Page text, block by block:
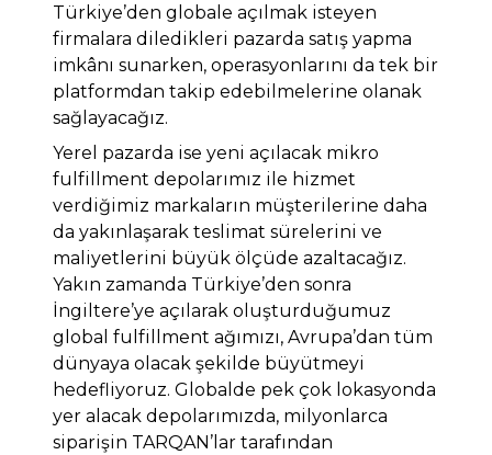
Türkiye’den globale açılmak isteyen
firmalara diledikleri pazarda satış yapma
imkânı sunarken, operasyonlarını da tek bir
platformdan takip edebilmelerine olanak
sağlayacağız.
Yerel pazarda ise yeni açılacak mikro
fulfillment depolarımız ile hizmet
verdiğimiz markaların müşterilerine daha
da yakınlaşarak teslimat sürelerini ve
maliyetlerini büyük ölçüde azaltacağız.
Yakın zamanda Türkiye’den sonra
İngiltere’ye açılarak oluşturduğumuz
global fulfillment ağımızı, Avrupa’dan tüm
dünyaya olacak şekilde büyütmeyi
hedefliyoruz. Globalde pek çok lokasyonda
yer alacak depolarımızda, milyonlarca
siparişin TARQAN’lar tarafından